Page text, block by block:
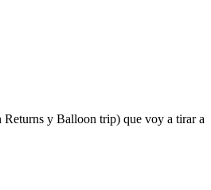
Returns y Balloon trip) que voy a tirar a